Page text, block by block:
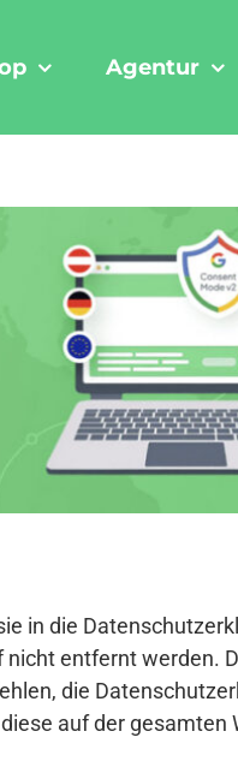
Agentur
in die
entfernt werden.
die
auf der gesamten